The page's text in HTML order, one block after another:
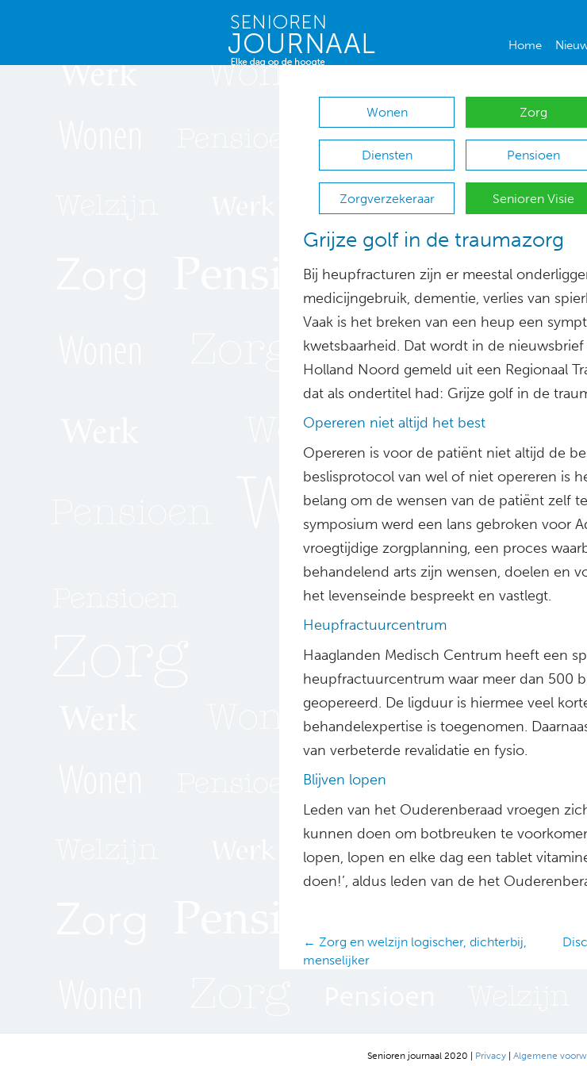
Home
Wonen Zorg
Diensten Pensioen
Zorgverzekeraar Senioren Visie
Grijze golf in de traumazorg
Bij heupfracturen zijn er meestal
medicijngebruik, dementie, verlies van
Vaak is het breken van een heup een
kwetsbaarheid. Dat wordt in de
Holland Noord gemeld uit een Regionaal
dat als ondertitel had: Grijze golf in de
Opereren niet altijd het best
Opereren is voor de patiënt niet altijd de
beslisprotocol van wel of niet opereren is
belang om de wensen van de patiënt zelf
symposium werd een lans gebroken voor
vroegtijdige zorgplanning, een proces
behandelend arts zijn wensen, doelen en
het levenseinde bespreekt en vastlegt.
Heupfractuurcentrum
Haaglanden Medisch Centrum heeft een
heupfractuurcentrum waar meer dan 500
geopereerd. De ligduur is hiermee veel
behandelexpertise is toegenomen.
van verbeterde revalidatie en fysio.
Blijven lopen
Leden van het Ouderenberaad vroegen
kunnen doen om botbreuken te
lopen, lopen en elke dag een tablet
doen!’, aldus leden van de het
Posts
navigation
← Zorg en welzijn logischer, dichterbij,
menselijker
Senioren journaal 2020 | Privacy | Algemene